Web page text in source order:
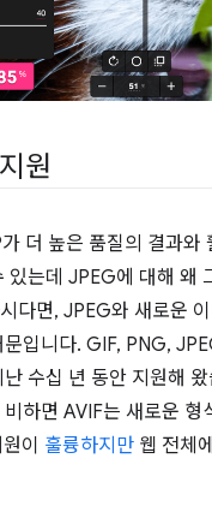
원
더 높은 품질의 결과와
있는데 JPEG에 대해 왜
다면, JPEG와 새로운
입니다. GIF, PNG,
수십 년 동안 지원해
하면 AVIF는 새로운 형
이 훌륭하지만 웹 전체